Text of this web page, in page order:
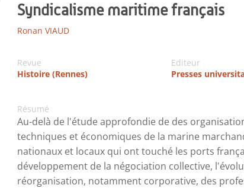
Syndicalisme maritime français
Ronan VIAUD
Revue
Histoire (Rennes)
Editeur
Presses
Résumé
Au-delà de l'étude approfondie de des
techniques et économiques de la marine
nationaux et locaux qui ont touché les ports
développement de la négociation collective,
réorganisation, notamment corporative, des